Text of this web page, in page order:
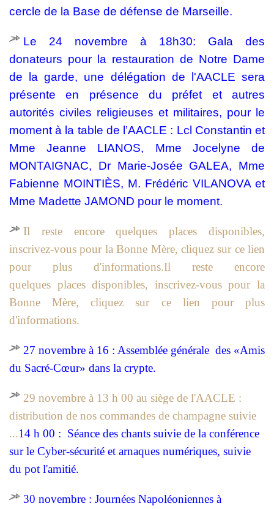
cercle de la Base de défense de Marseille.
Le 24 novembre à 18h30: Gala des
donateurs pour la restauration de Notre Dame
de la garde, une délégation de l'AACLE sera
présente en présence du préfet et autres
autorités civiles religieuses et militaires, pour le
moment à la table de l’AACLE : Lcl Constantin et
Mme Jeanne LIANOS, Mme Jocelyne de
MONTAIGNAC, Dr Marie-Josée GALEA, Mme
Fabienne MOINTIÈS, M. Frédéric VILANOVA et
Mme Madette JAMOND pour le moment.
Il reste encore quelques places disponibles,
inscrivez-vous pour la Bonne Mère, cliquez sur ce lien
pour plus d'informations.Il reste encore
quelques places disponibles, inscrivez-vous pour la
Bonne Mère, cliquez sur ce lien pour plus
d'informations.
27 novembre à 16 : Assemblée générale des «Amis
du Sacré-Cœur» dans la crypte.
29 novembre à 13 h 00 au siège de l'AACLE :
distribution de nos commandes de champagne suivie
...14 h 00 : Séance des chants suivie de la conférence
sur le Cyber-sécurité et arnaques numériques, suivie
du pot l'amitié.
30 novembre : Journées Napoléoniennes à